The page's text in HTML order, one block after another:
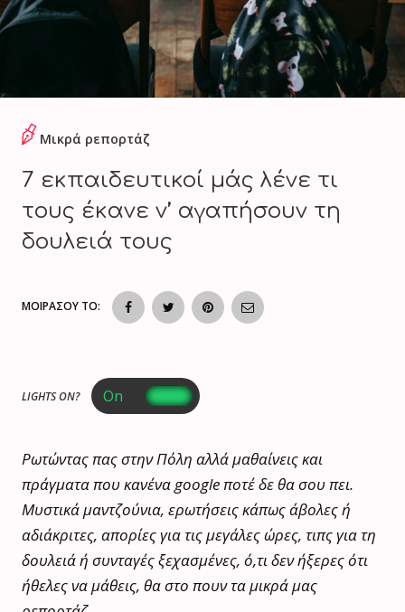
Μικρά ρεπορτάζ
7 εκπαιδευτικοί μάς λένε τι
τους έκανε ν’ αγαπήσουν τη
δουλειά τους
ΜΟΙΡΑΣΟΥ ΤΟ:
LIGHTS ON?
Ρωτώντας πας στην Πόλη αλλά μαθαίνεις και
πράγματα που κανένα google ποτέ δε θα σου πει.
Μυστικά μαντζούνια, ερωτήσεις κάπως άβολες ή
αδιάκριτες, απορίες για τις μεγάλες ώρες, τιπς για τη
δουλειά ή συνταγές ξεχασμένες, ό,τι δεν ήξερες ότι
ήθελες να μάθεις, θα στο πουν τα μικρά μας